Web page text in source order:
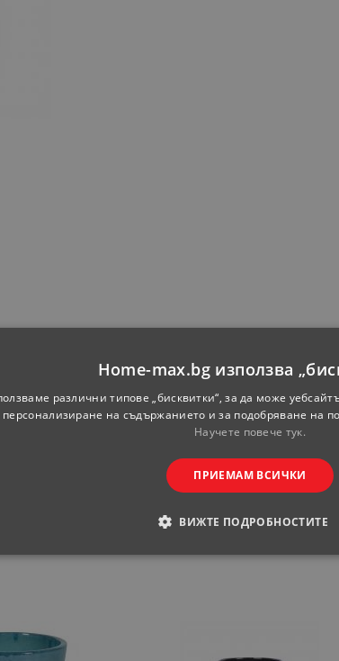
ф11-20 см
Черен
Кръгла
Home-max.bg използва
различни типове „бисквитки“, за да може
персонализиране на съдържанието и за подобряване на
Научете повече тук.
ПРИЕМАМ ВСИЧКИ
ВИЖТЕ ПОДРОБНОСТИТЕ
НЕОБХОДИМИ СТАТИСТИЧЕСКИ